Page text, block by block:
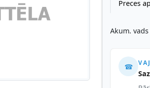
Preces
Akum.
☎